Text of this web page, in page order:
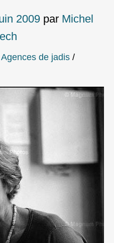
2009 par Michel
Agences de jadis /